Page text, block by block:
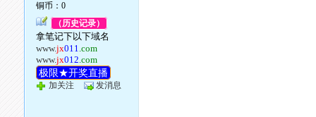
铜币：0
（历史记录）
拿笔记下以下域名
www.jx011.com
www.jx012.com
极限★开奖直播
加关注 发消息